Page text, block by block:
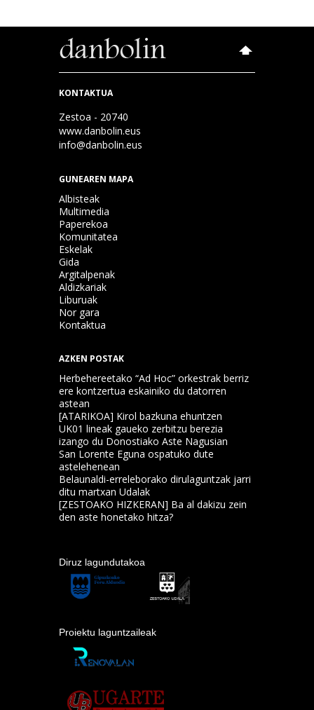
KONTAKTUA
Zestoa - 20740
www.danbolin.eus
info@danbolin.eus
GUNEAREN MAPA
Albisteak
Multimedia
Paperekoa
Komunitatea
Eskelak
Gida
Argitalpenak
Aldizkariak
Liburuak
Nor gara
Kontaktua
AZKEN POSTAK
Herbehereetako “Ad Hoc” orkestrak berriz
ere kontzertua eskainiko du datorren
astean
[ATARIKOA] Kirol bazkuna ehuntzen
UK01 lineak gaueko zerbitzu berezia
izango du Donostiako Aste Nagusian
San Lorente Eguna ospatuko dute
astelehenean
Belaunaldi-erreleborako dirulaguntzak jarri
ditu martxan Udalak
[ZESTOAKO HIZKERAN] Ba al dakizu zein
den aste honetako hitza?
Diruz lagundutakoa
Proiektu laguntzaileak